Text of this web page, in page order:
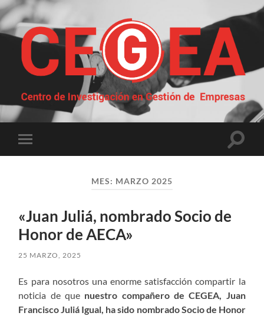
Centro
de
Investigación
Empresas
Alternar
el
MES: MARZO 2025
«Juan Juliá, nombrado Socio de
Honor de AECA»
25 MARZO, 2025
Es para nosotros una enorme satisfacción compartir la
noticia de que nuestro compañero de CEGEA, Juan
Francisco Juliá Igual, ha sido nombrado Socio de Honor